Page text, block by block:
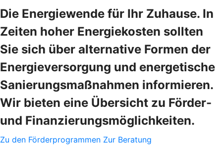
Die Energiewende für Ihr Zuhause. In
Zeiten hoher Energiekosten sollten
Sie sich über alternative Formen der
Energieversorgung und energetische
Sanierungsmaßnahmen informieren.
Wir bieten eine Übersicht zu Förder-
und Finanzierungsmöglichkeiten.
Zu den Förderprogrammen Zur Beratung